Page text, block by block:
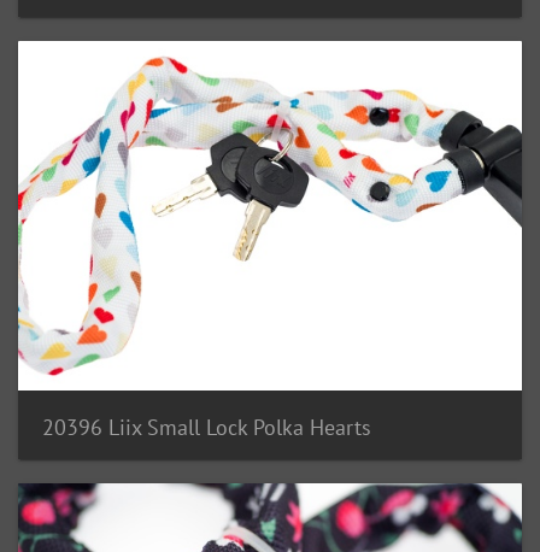
20396 Liix Small Lock Polka Hearts